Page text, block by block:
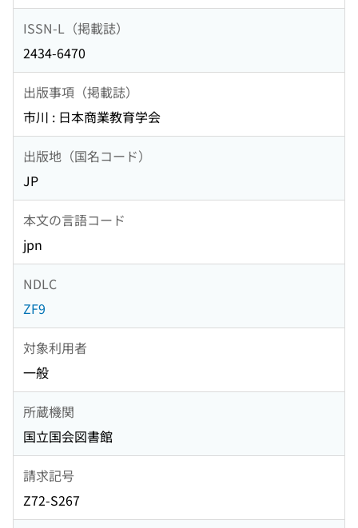
ISSN-L（掲載誌）
2434-6470
出版事項（掲載誌）
市川 : 日本商業教育学会
出版地（国名コード）
JP
本文の言語コード
jpn
NDLC
ZF9
対象利用者
一般
所蔵機関
国立国会図書館
請求記号
Z72-S267